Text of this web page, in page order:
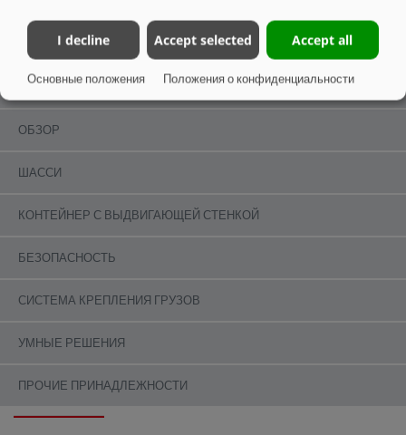
ОСВЕЩЕНИЕ И ПРОТИВОПОДКАТНЫЙ БРУС
ОБЗОР
ОБЗОР
ШАССИ
КОНТЕЙНЕР С ВЫДВИГАЮЩЕЙ СТЕНКОЙ
БЕЗОПАСНОСТЬ
СИСТЕМА КРЕПЛЕНИЯ ГРУЗОВ
УМНЫЕ РЕШЕНИЯ
ПРОЧИЕ ПРИНАДЛЕЖНОСТИ
ОБОРУДОВАНИЕ
I decline Accept selected Accept all
Основные положения Положения о конфиденциальности